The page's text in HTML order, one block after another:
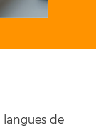
langues de